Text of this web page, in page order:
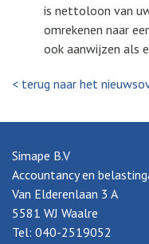
is nettoloon van
omrekenen naar
ook aanwijzen als
< terug naar het
Simape B.V
Accountancy en
Van Elderenlaan 3 A
5581 WJ Waalre
Tel: 040-2519052